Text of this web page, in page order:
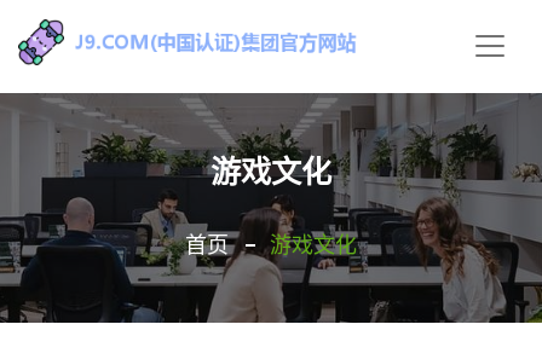
游戏文化
首页 游戏文化